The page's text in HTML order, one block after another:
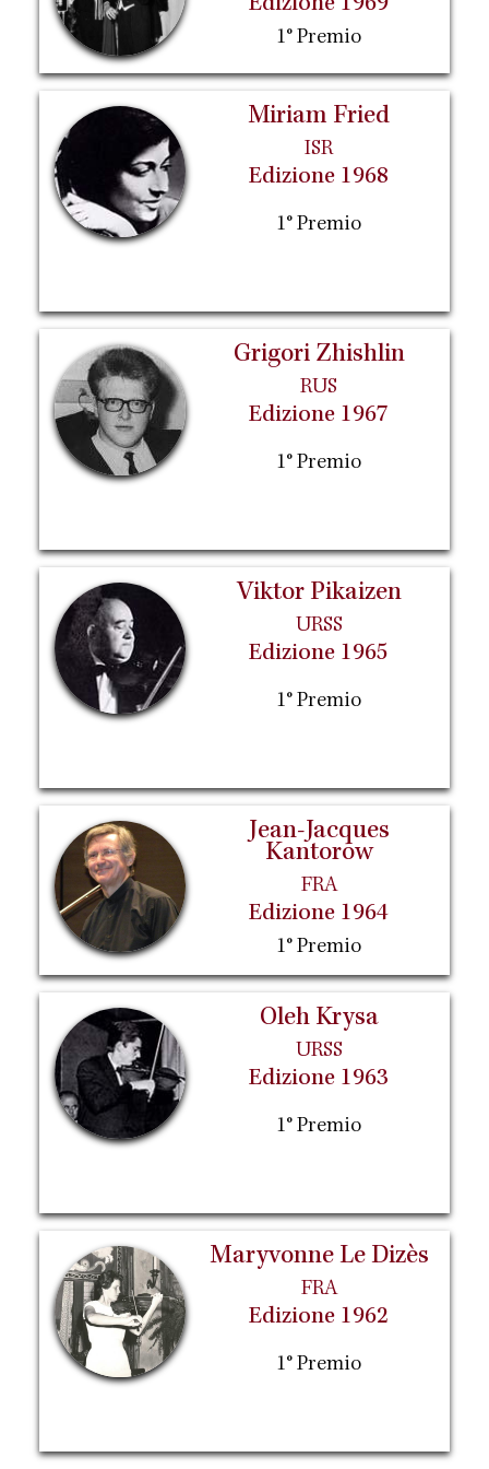
Edizione 1969
1° Premio
Miriam Fried
ISR
Edizione 1968
1° Premio
Grigori Zhishlin
RUS
Edizione 1967
1° Premio
Viktor Pikaizen
URSS
Edizione 1965
1° Premio
Jean-Jacques
Kantorow
FRA
Edizione 1964
1° Premio
Oleh Krysa
URSS
Edizione 1963
1° Premio
Maryvonne Le Dizès
FRA
Edizione 1962
1° Premio